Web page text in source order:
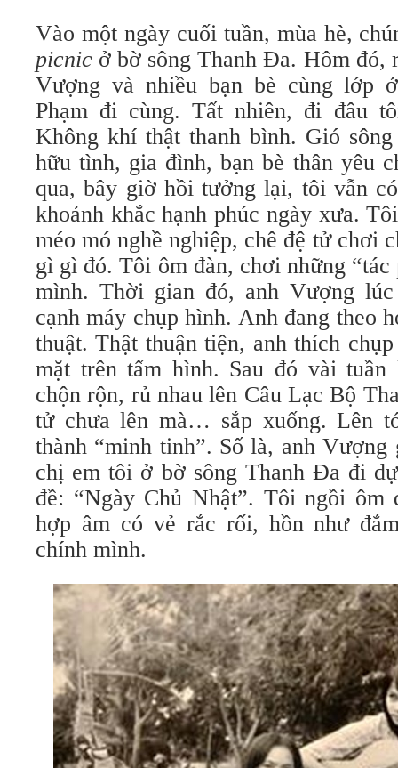
Vào một ngày cuối tuần, mùa hè,
picnic ở bờ sông Thanh Ða. Hôm đó,
Vượng và nhiều bạn bè cùng lớp
Phạm đi cùng. Tất nhiên, đi đâu
Không khí thật thanh bình. Gió
hữu tình, gia đình, bạn bè thân yêu
qua, bây giờ hồi tưởng lại, tôi vẫn
khoảnh khắc hạnh phúc ngày xưa.
méo mó nghề nghiệp, chê đệ tử chơi
gì gì đó. Tôi ôm đàn, chơi những “tác
mình. Thời gian đó, anh Vượng
cạnh máy chụp hình. Anh đang theo
thuật. Thật thuận tiện, anh thích
mặt trên tấm hình. Sau đó vài
chộn rộn, rủ nhau lên Câu Lạc Bộ
tử chưa lên mà… sắp xuống. Lên
thành “minh tinh”. Số là, anh
chị em tôi ở bờ sông Thanh Ða đi
đề: “Ngày Chủ Nhật”. Tôi ngồi ôm
hợp âm có vẻ rắc rối, hồn như
chính mình.